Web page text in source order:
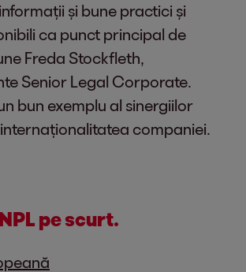
și bune practici și
ca punct principal de
Freda Stockfleth,
Senior Legal Corporate.
bun exemplu al sinergiilor
companiei.
pe scurt.